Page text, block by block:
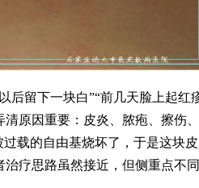
留下一块白”“前几天脸上起红
原因重要：皮炎、脓疱、擦伤
载的自由基烧坏了，于是这块
疗思路虽然接近，但侧重点不同